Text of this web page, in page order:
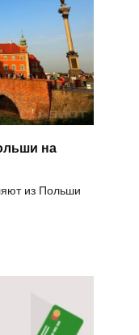
на
из Польши